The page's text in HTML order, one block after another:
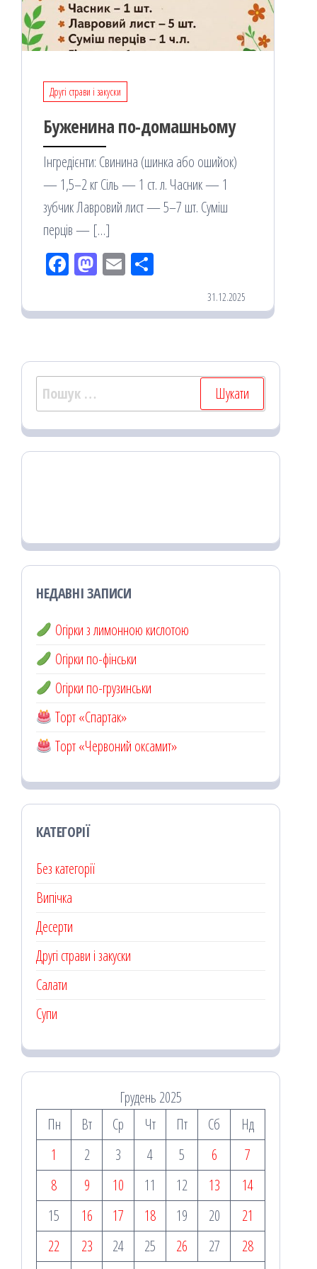
Другі страви і закуски
Буженина по-домашньому
Інгредієнти: Свинина (шинка або ошийок)
— 1,5–2 кг Сіль — 1 ст. л. Часник — 1
зубчик Лавровий лист — 5–7 шт. Суміш
перців — […]
Fac
eb
oo
M
ast
od
Em
ail
ит
я
31.12.2025
Пошук:
НЕДАВНІ ЗАПИСИ
Огірки з лимонною кислотою
Огірки по-фінськи
Огірки по-грузинськи
Торт «Спартак»
Торт «Червоний оксамит»
КАТЕГОРІЇ
Без категорії
Випічка
Десерти
Другі страви і закуски
Салати
Супи
Грудень 2025
Пн
Вт Ср Чт Пт Сб
Нд
1
2 3 4 5 6
7
8
9 10 11 12 13
14
15
16 17 18 19 20
21
22
23 24 25 26 27
28